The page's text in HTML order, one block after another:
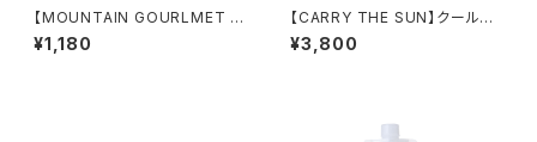
【MOUNTAIN GOURLMET L
AB.】梅しそとトマトのポテトピュ
レ（27年6月）
¥1,180
【CARRY THE SUN】クールブ
ライト スモール
¥3,800